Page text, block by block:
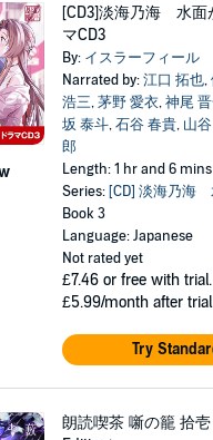
[CD3]淡海乃海 水面
マCD3
By: イスラーフィール
Narrated by:江口 拓也,
浩三,茅野 愛衣,神尾
坂 泰斗,石谷 春貴, 山
郎
Length: 1 hr and 6 mins
Series: [CD] 淡海乃海
Book 3
Language: Japanese
Not rated yet
£7.46 or free with
£5.99/month after
Try
朗読喫茶 噺の籠 拾